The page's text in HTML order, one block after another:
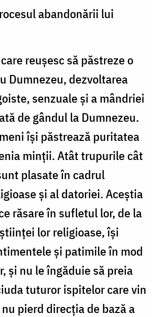
abandonării lui
reușesc să păstreze o
Dumnezeu, dezvoltarea
senzuale și a mândriei
de gândul la Dumnezeu.
își păstrează puritatea
minții. Atât trupurile cât
plasate în cadrul
și al datoriei. Aceștia
răsare în sufletul lor, de la
lor religioase, își
și patimile în mod
și nu le îngăduie să preia
tuturor ispitelor care vin
pierd direcția de bază a